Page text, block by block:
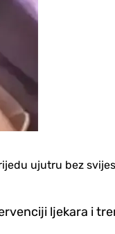
ujutru bez
ljekara i